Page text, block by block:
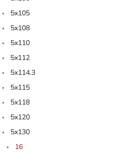
5x105
5x108
5x110
5x112
5x114.3
5x115
5x118
5x120
5x130
16